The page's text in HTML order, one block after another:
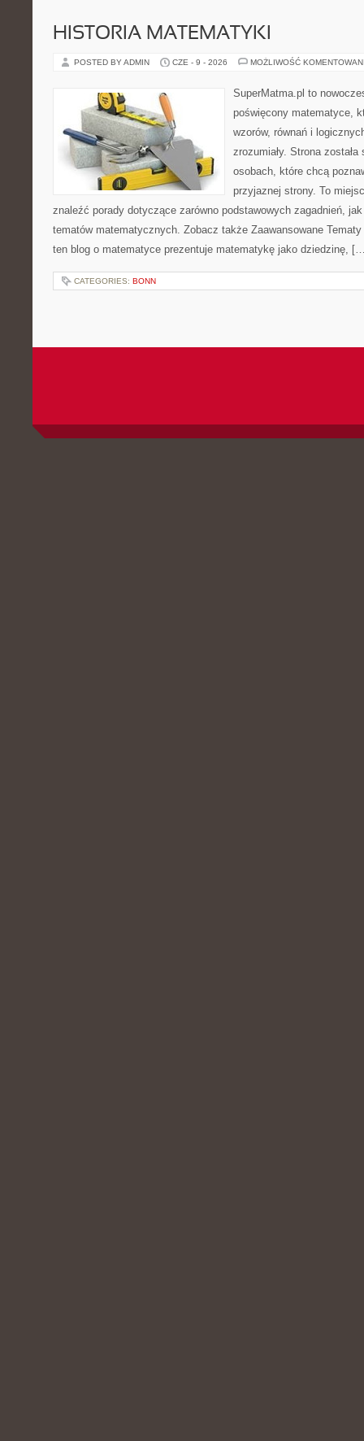
HISTORIA MATEMATYKI
POSTED BY ADMIN CZE - 9 - 2026 MOŻLIWOŚĆ
SuperMatma.pl to
poświęcony matematyce,
wzorów, równań i
zrozumiały. Strona
osobach, które chcą
przyjaznej strony. To
znaleźć porady dotyczące zarówno podstawowych zagadnień,
tematów matematycznych. Zobacz także Zaawansowane
ten blog o matematyce prezentuje matematykę jako dziedzinę,
CATEGORIES: BONN